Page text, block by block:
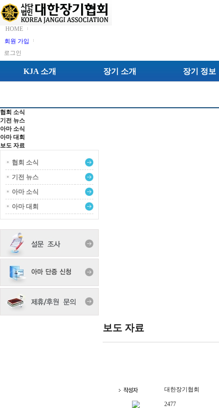
HOME
회원 가입
로그인
KJA 소개 장기 소개 장기 정보
협회 소식
기전 뉴스
아마 소식
아마 대회
보도 자료
협회 소식
기전 뉴스
아마 소식
아마 대회
보도 자료
대한장기협회
2477